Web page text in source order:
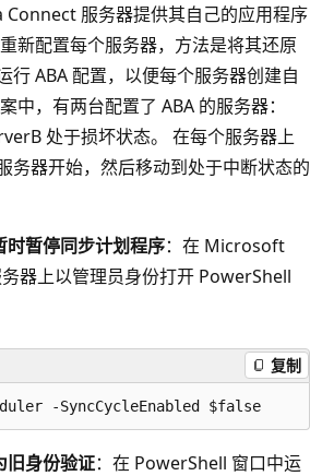
服务器提供其自己的应用程序
新配置每个服务器，方法是将其还原
行 ABA 配置，以便每个服务器创建自
中，有两台配置了 ABA 的服务器：
处于损坏状态。 在每个服务器上
务器开始，然后移动到处于中断状态的
暂停同步计划程序：在 Microsoft
器上以管理员身份打开 PowerShell
复制
旧身份验证：在 PowerShell 窗口中运